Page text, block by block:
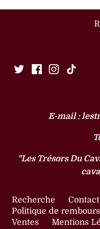
E-mail :
"Les Trésors Du
Recherche Contact
Politique de
Ventes
Mentions